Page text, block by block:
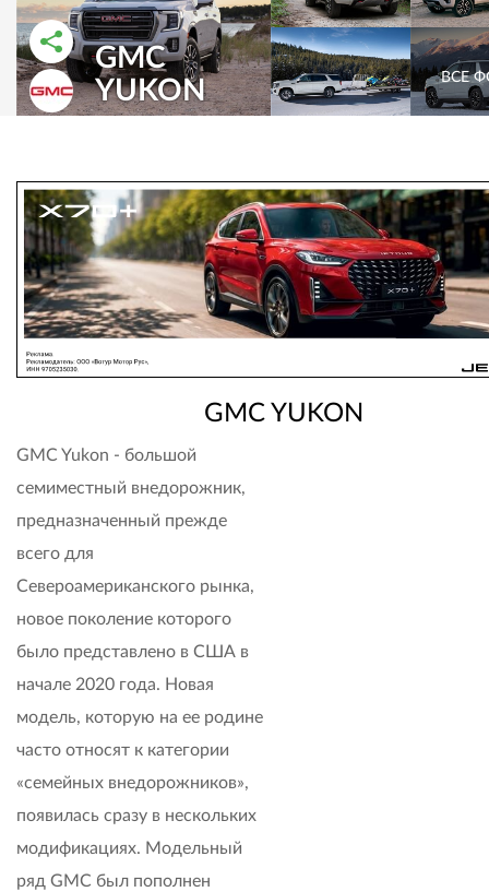
GMC
YUKON
РАССКАЗАТЬ ВО ВКОНТАКТЕ
РАССКАЗАТЬ В ОДНОКЛАССНИКАХ ВСЕ
GMC YUKON
GMC Yukon - большой
семиместный внедорожник,
предназначенный прежде
всего для
Североамериканского рынка,
новое поколение которого
было представлено в США в
начале 2020 года. Новая
модель, которую на ее родине
часто относят к категории
«семейных внедорожников»,
появилась сразу в нескольких
модификациях. Модельный
ряд GMC был пополнен